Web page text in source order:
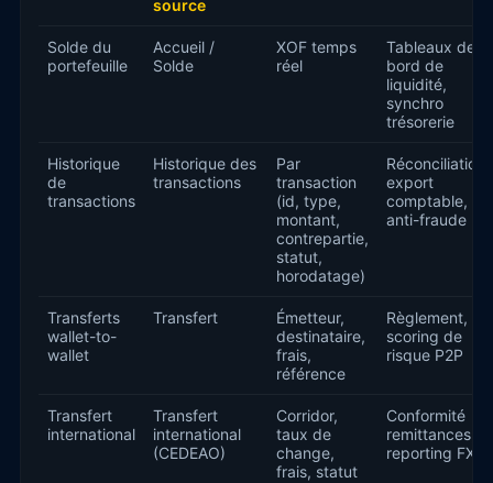
source
Solde du
portefeuille
Accueil /
Solde
XOF temps
réel
Tableaux de
bord de
liquidité,
synchro
trésorerie
Historique
de
transactions
Historique des
transactions
Par
transaction
(id, type,
montant,
contrepartie,
statut,
horodatage)
Réconciliation,
export
comptable,
anti-fraude
Transferts
wallet-to-
wallet
Transfert
Émetteur,
destinataire,
frais,
référence
Règlement,
scoring de
risque P2P
Transfert
international
Transfert
international
(CEDEAO)
Corridor,
taux de
change,
frais, statut
Conformité
remittances,
reporting FX